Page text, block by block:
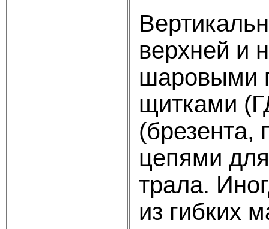
верхней и
шаровыми
щитками
(брезента,
цепями
трала.
из гибких